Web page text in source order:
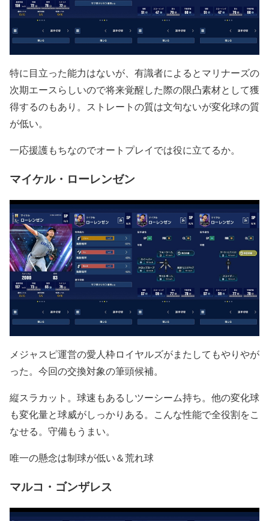
特に目立った能力はないが、有識者によるとマリナーズの
次期エースらしいので将来覚醒した際の限凸素材として獲
得するのもあり。ストレートの質は文句ないが変化球の質
が低い。
一応援護もちなのでオートプレイでは役に立てるか。
マイケル・ローレンゼン
メジャスピ運営の愛人枠ロイヤルズがまたしてもやりやが
った。今回の交換対象の筆頭候補。
縦スラカット。球速もあるしツーシーム持ち。他の変化球
も変化量と球威がしっかりある。こんな性能で全役割をこ
なせる。守備もうまい。
唯一の懸念は制球が低い＆荒れ球
マルコ・ゴンザレス